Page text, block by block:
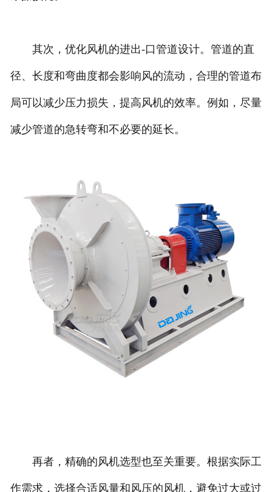
其次，优化风机的进出-口管道设计。管道的直
径、长度和弯曲度都会影响风的流动，合理的管道布
局可以减少压力损失，提高风机的效率。例如，尽量
减少管道的急转弯和不必要的延长。
再者，精确的风机选型也至关重要。根据实际工
作需求，选择合适风量和风压的风机，避免过大或过